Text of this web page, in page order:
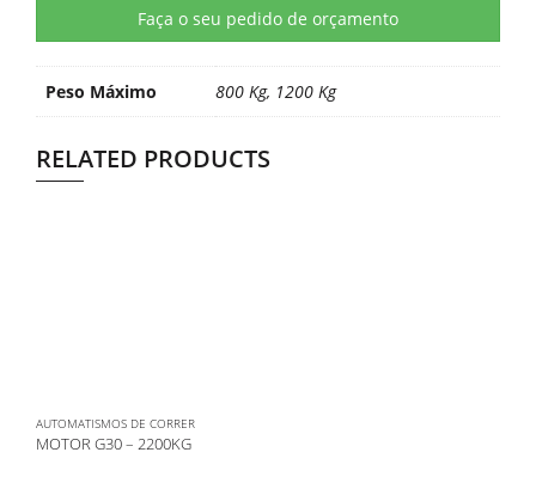
Faça o seu pedido de orçamento
Peso Máximo 800 Kg, 1200 Kg
RELATED PRODUCTS
AUTOMATISMOS DE CORRER
MOTOR G30 – 2200KG